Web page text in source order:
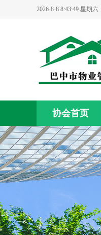
2026-8-8 8:43:49 星期六
协会首页